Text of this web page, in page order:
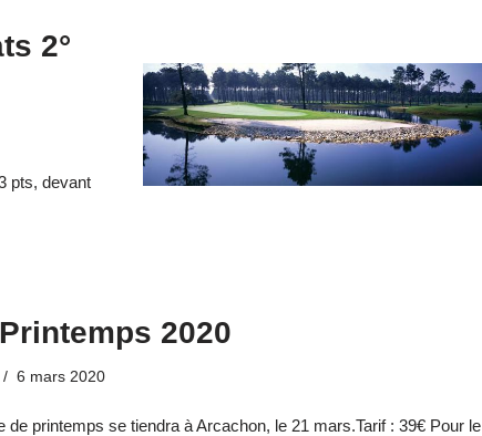
2°
pts, devant
2020
6 mars 2020
de printemps se tiendra à Arcachon, le 21 mars.Tarif : 39€ Pour le